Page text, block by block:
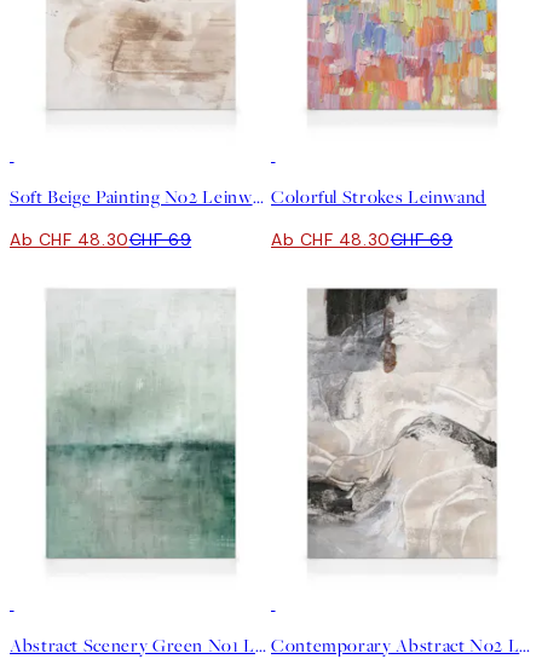
Soft Beige Painting No2 Leinwand
Ab CHF 48.30CHF 69
Colorful Strokes Leinwand
Ab CHF 48.30CHF 69
Abstract Scenery Green No1 Leinwand Contemporary Abstract No2 Leinwand